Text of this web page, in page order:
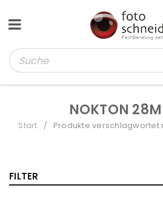
NOKTON
Start / Produkte verschlagwortet
FILTER